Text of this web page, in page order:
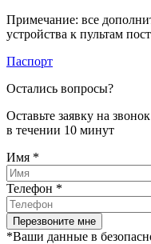
Примечание: все
устройства к пультам
Паспорт
Остались вопросы?
Оставьте заявку на
в течении 10 минут
Имя *
Телефон *
*Ваши данные в